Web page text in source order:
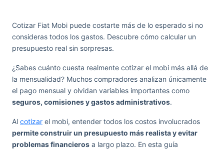
Cotizar Fiat Mobi puede costarte más de lo esperado si no
consideras todos los gastos. Descubre cómo calcular un
presupuesto real sin sorpresas.
¿Sabes cuánto cuesta realmente cotizar el mobi más allá de
la mensualidad? Muchos compradores analizan únicamente
el pago mensual y olvidan variables importantes como
seguros, comisiones y gastos administrativos.
Al cotizar el mobi, entender todos los costos involucrados
permite construir un presupuesto más realista y evitar
problemas financieros a largo plazo. En esta guía